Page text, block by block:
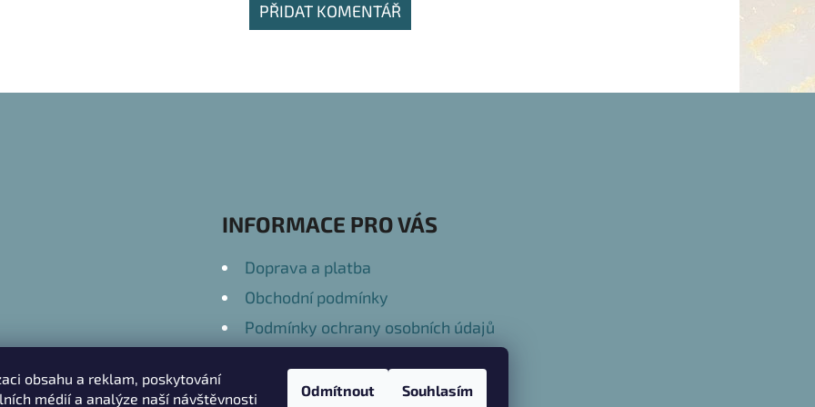
obsahu a reklam, poskytování
médií a analýze naší návštěvnosti
Odmítnout Souhlasím
PŘIDAT KOMENTÁŘ
INFORMACE PRO VÁS
Doprava a platba
Obchodní podmínky
Podmínky ochrany osobních údajů